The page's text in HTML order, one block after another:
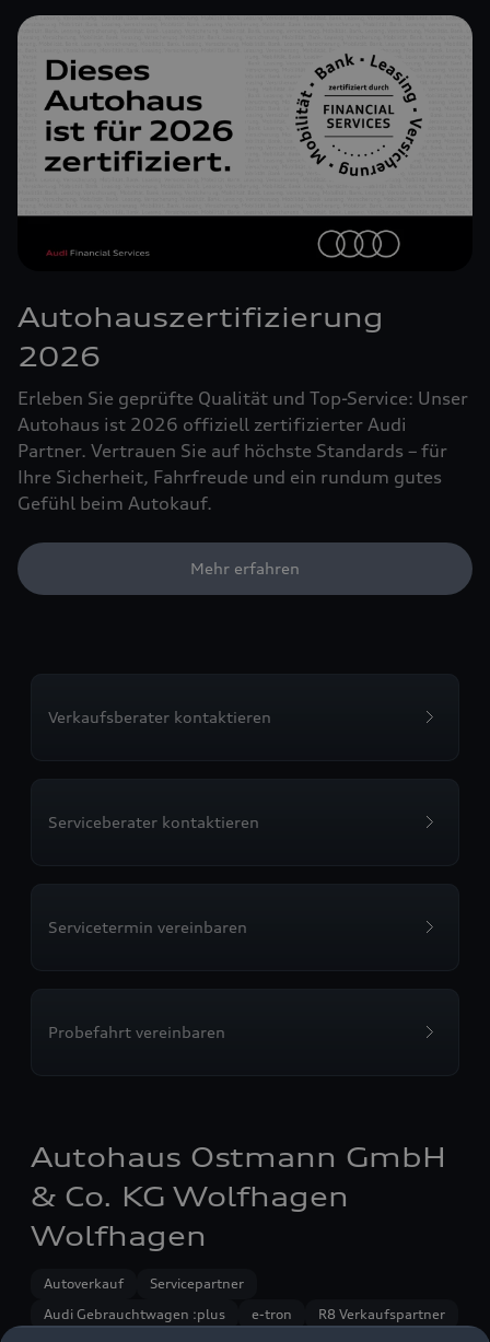
Autohauszertifizierung
2026
Erleben Sie geprüfte Qualität und Top-Service: Unser
Autohaus ist 2026 offiziell zertifizierter Audi
Partner. Vertrauen Sie auf höchste Standards – für
Ihre Sicherheit, Fahrfreude und ein rundum gutes
Gefühl beim Autokauf.
Mehr erfahren
Verkaufsberater kontaktieren
Serviceberater kontaktieren
Servicetermin vereinbaren
Probefahrt vereinbaren
Autohaus Ostmann GmbH
& Co. KG Wolfhagen
Wolfhagen
Autoverkauf
Servicepartner
Audi Gebrauchtwagen :plus
e-tron
R8 Verkaufspartner